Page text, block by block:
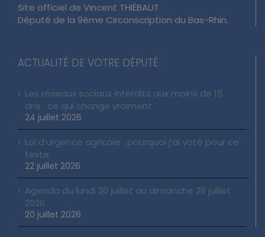
Site officiel de Vincent THIÉBAUT
Député de la 9ème Circonscription du Bas-Rhin.
ACTUALITÉ DE VOTRE DÉPUTÉ
Les réseaux sociaux interdits aux moins de 15
ans : ce qui change vraiment
24 juillet 2026
Loi d’urgence agricole : pourquoi j’ai voté pour ce
texte
22 juillet 2026
Agenda du lundi 20 juillet au dimanche 26 juillet
2026
20 juillet 2026